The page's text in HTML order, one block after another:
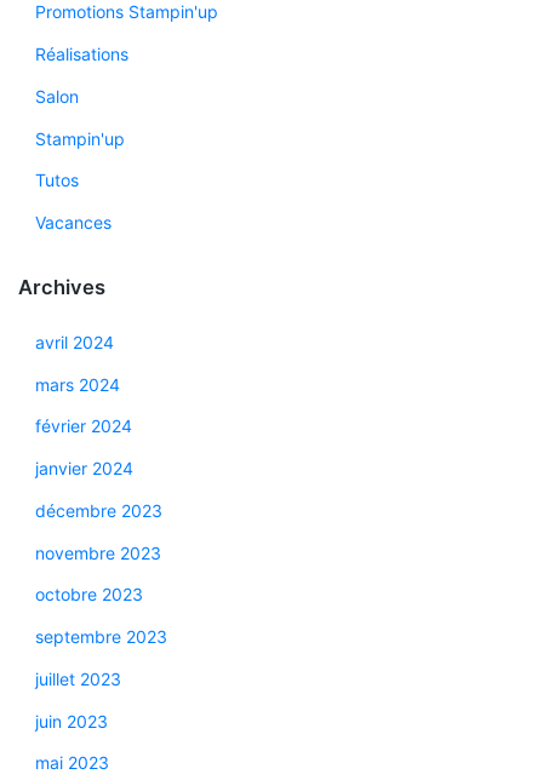
Promotions Stampin'up
Réalisations
Salon
Stampin'up
Tutos
Vacances
Archives
avril 2024
mars 2024
février 2024
janvier 2024
décembre 2023
novembre 2023
octobre 2023
septembre 2023
juillet 2023
juin 2023
mai 2023